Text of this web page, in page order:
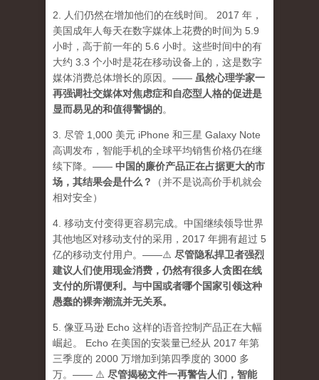
2. 人们仍然在增加他们的在线时间。 2017 年，
美国成年人每天在数字媒体上花费的时间为 5.9
小时，高于前一年的 5.6 小时。这些时间中的有
大约 3.3 个小时是花在移动设备上的，这是数字
媒体消费总体增长的原因。—— 虽然心理学家一
再强调社交媒体对焦虑症和自恋型人格的促进是
显而易见的和值得警惕的。
3. 尽管 1,000 美元 iPhone 和三星 Galaxy Note
高调发布，智能手机的全球平均销售价格仍在继
续下降。—— 中国的廉价产品正在占据更大的市
场，其结果会是什么？
（并不是说高价手机就会
相对安全）
4. 移动支付变得更容易完成。中国继续领导世界
其他地区对移动支付的采用，2017 年拥有超过 5
亿的移动支付用户。——⚠️ 尽管隐私捍卫者强烈
建议人们使用现金消费，仍然有很多人贪图在线
支付的所谓便利。与中国或者哪个国家引领这种
愚蠢的裸奔潮流并无关系。
5. 像亚马逊 Echo 这样的语音控制产品正在大幅
崛起。 Echo 在美国的安装量已经从 2017 年第
三季度的 2000 万增加到第四季度的 3000 多
万。—— ⚠️ 尽管揭秘文件一再警告人们，智能